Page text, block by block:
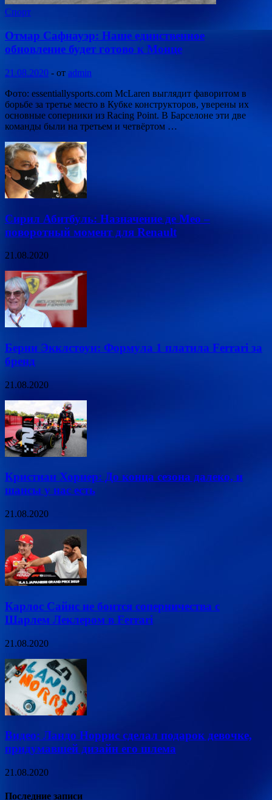
Спорт
Отмар Сафнауэр: Наше единственное
обновление будет готово к Монце
21.08.2020 - от admin
Фото: essentiallysports.com McLaren выглядит фаворитом в
борьбе за третье место в Кубке конструкторов, уверены их
основные соперники из Racing Point. В Барселоне эти две
команды были на третьем и четвёртом …
Сирил Абитбуль: Назначение де Мео –
поворотный момент для Renault
21.08.2020
Берни Экклстоун: Формула 1 платила Ferrari за
бренд
21.08.2020
Кристиан Хорнер: До конца сезона далеко, и
шансы у нас есть
21.08.2020
Карлос Сайнс не боится соперничества с
Шарлем Леклером в Ferrari
21.08.2020
Видео: Ландо Норрис сделал подарок девочке,
придумавшей дизайн его шлема
21.08.2020
Последние записи